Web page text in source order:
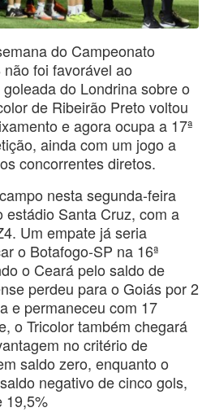
do Campeonato
foi favorável ao
do Londrina sobre o
de Ribeirão Preto voltou
e agora ocupa a 17ª
ainda com um jogo a
concorrentes diretos.
nesta segunda-feira
estádio Santa Cruz, com a
Um empate já seria
o Botafogo-SP na 16ª
o Ceará pelo saldo de
perdeu para o Goiás por 2
e permaneceu com 17
o Tricolor também chegará
no critério de
saldo zero, enquanto o
negativo de cinco gols,
19,5%